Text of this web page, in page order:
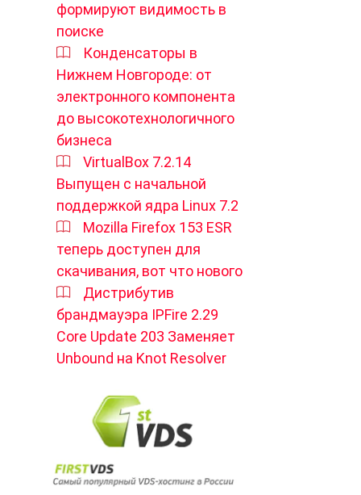
формируют видимость в
поиске
Конденсаторы в
Нижнем Новгороде: от
электронного компонента
до высокотехнологичного
бизнеса
VirtualBox 7.2.14
Выпущен с начальной
поддержкой ядра Linux 7.2
Mozilla Firefox 153 ESR
теперь доступен для
скачивания, вот что нового
Дистрибутив
брандмауэра IPFire 2.29
Core Update 203 Заменяет
Unbound на Knot Resolver